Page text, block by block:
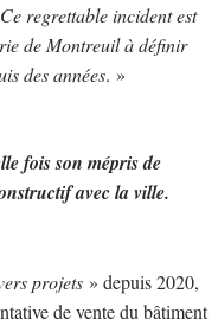
Ce regrettable incident est
de Montreuil à définir
des années. »
fois son mépris de
avec la ville.
projets» depuis 2020,
de vente du bâtiment